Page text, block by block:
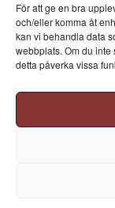
För att ge en bra
och/eller komma åt
kan vi behandla data
webbplats. Om du inte
detta påverka vissa